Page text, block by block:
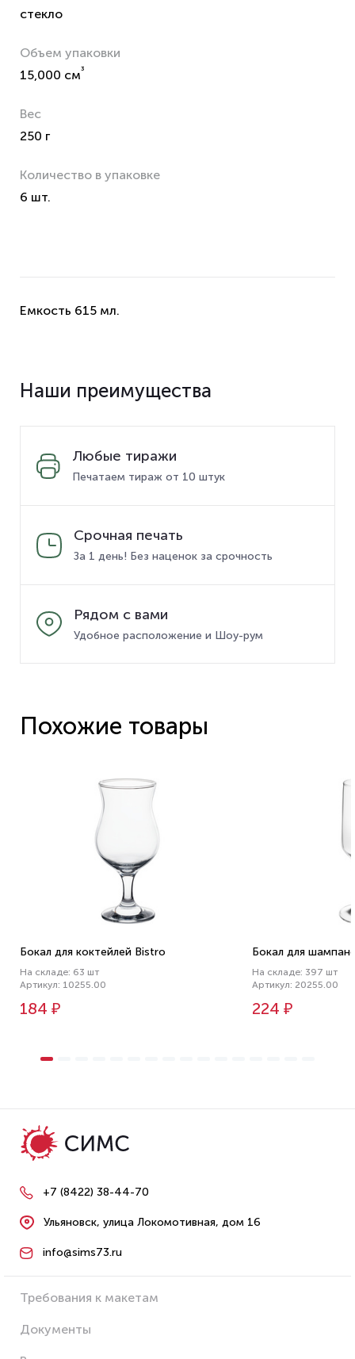
стекло
Объем упаковки
15,000 см³
Вес
250 г
Количество в упаковке
6 шт.
Емкость 615 мл.
Наши преимущества
Любые тиражи
Печатаем тираж от 10 штук
Срочная печать
За 1 день! Без наценок за срочность
Рядом с вами
Удобное расположение и Шоу-рум
Похожие товары
Бокал для коктейлей Bistro
На складе: 63 шт
Артикул: 10255.00
184 ₽
Бокал для
На складе: 397 шт
Артикул: 20255.00
224 ₽
+7 (8422) 38-44-70
Ульяновск, улица Локомотивная, дом 16
info@sims73.ru
Требования к макетам
Документы